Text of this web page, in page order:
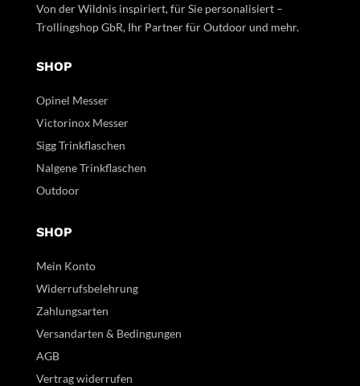
Von der Wildnis inspiriert, für Sie personalisiert –
Trollingshop GbR, Ihr Partner für Outdoor und mehr.
SHOP
Opinel Messer
Victorinox Messer
Sigg Trinkflaschen
Nalgene Trinkflaschen
Outdoor
SHOP
Mein Konto
Widerrufsbelehrung
Zahlungsarten
Versandarten & Bedingungen
AGB
Vertrag widerrufen